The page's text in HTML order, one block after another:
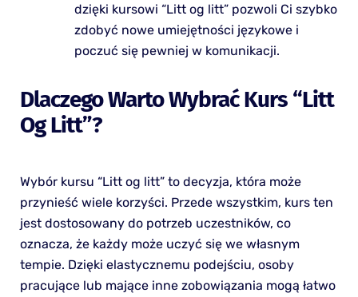
dzięki kursowi “Litt og litt” pozwoli Ci szybko
zdobyć nowe umiejętności językowe i
poczuć się pewniej w komunikacji.
Dlaczego Warto Wybrać Kurs “Litt
Og Litt”?
Wybór kursu “Litt og litt” to decyzja, która może
przynieść wiele korzyści. Przede wszystkim, kurs ten
jest dostosowany do potrzeb uczestników, co
oznacza, że każdy może uczyć się we własnym
tempie. Dzięki elastycznemu podejściu, osoby
pracujące lub mające inne zobowiązania mogą łatwo